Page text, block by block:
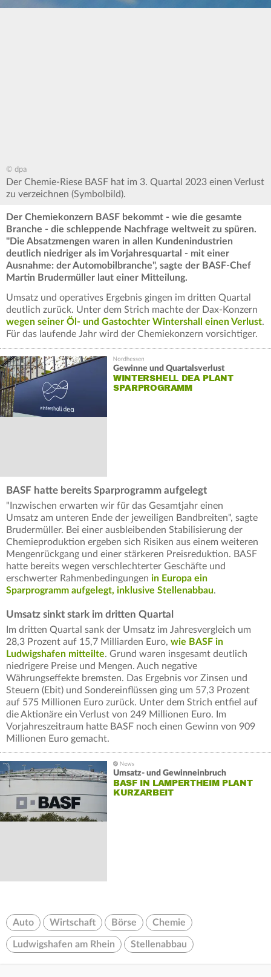
© dpa
Der Chemie-Riese BASF hat im 3. Quartal 2023 einen Verlust
zu verzeichnen (Symbolbild).
Der Chemiekonzern BASF bekommt - wie die gesamte
Branche - die schleppende Nachfrage weltweit zu spüren.
"Die Absatzmengen waren in allen Kundenindustrien
deutlich niedriger als im Vorjahresquartal - mit einer
Ausnahme: der Automobilbranche", sagte der BASF-Chef
Martin Brudermüller laut einer Mitteilung.
Umsatz und operatives Ergebnis gingen im dritten Quartal
deutlich zurück. Unter dem Strich machte der Dax-Konzern
wegen seiner Öl- und Gastochter Wintershall einen Verlust.
Für das laufende Jahr wird der Chemiekonzern vorsichtiger.
Gewinne und Quartalsverlust
WINTERSHELL DEA PLANT
SPARPROGRAMM
BASF hatte bereits Sparprogramm aufgelegt
"Inzwischen erwarten wir für das Gesamtjahr einen
Umsatz am unteren Ende der jeweiligen Bandbreiten", sagte
Brudermüller. Bei einer ausbleibenden Stabilisierung der
Chemieproduktion ergeben sich Risiken aus einem weiteren
Mengenrückgang und einer stärkeren Preisreduktion. BASF
hatte bereits wegen verschlechterter Geschäfte und
erschwerter Rahmenbedingungen in Europa ein
Sparprogramm aufgelegt, inklusive Stellenabbau.
Umsatz sinkt stark im dritten Quartal
Im dritten Quartal sank der Umsatz im Jahresvergleich um
28,3 Prozent auf 15,7 Milliarden Euro, wie BASF in
Ludwigshafen mitteilte. Grund waren insgesamt deutlich
niedrigere Preise und Mengen. Auch negative
Währungseffekte bremsten. Das Ergebnis vor Zinsen und
Steuern (Ebit) und Sondereinflüssen ging um 57,3 Prozent
auf 575 Millionen Euro zurück. Unter dem Strich entfiel auf
die Aktionäre ein Verlust von 249 Millionen Euro. Im
Vorjahreszeitraum hatte BASF noch einen Gewinn von 909
Millionen Euro gemacht.
Umsatz- und Gewinneinbruch
BASF IN LAMPERTHEIM PLANT
KURZARBEIT
Auto Wirtschaft Börse Chemie
Ludwigshafen am Rhein Stellenabbau